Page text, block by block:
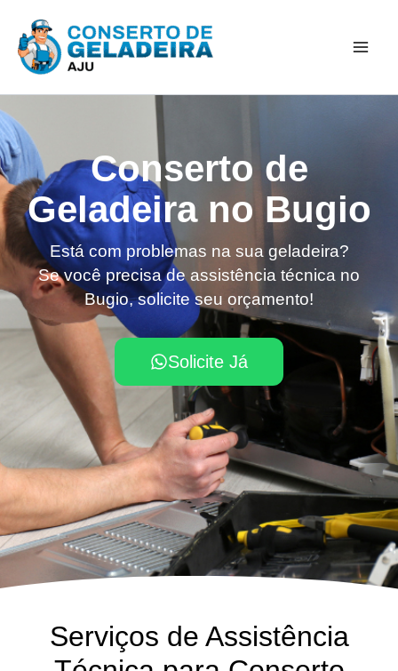
para
Conserto de
Geladeira no Bugio
Está com problemas na sua geladeira?
Se você precisa de assistência técnica no
Bugio, solicite seu orçamento!
Solicite Já
Serviços de Assistência